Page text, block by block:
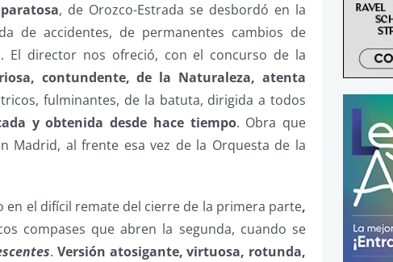
, de Orozco-Estrada se desbordó en la
de accidentes, de permanentes cambios de
El director nos ofreció, con el concurso de la
contundente, de la Naturaleza, atenta
fulminantes, de la batuta, dirigida a todos
y obtenida desde hace tiempo. Obra que
Madrid, al frente esa vez de la Orquesta de la
el difícil remate del cierre de la primera parte,
compases que abren la segunda, cuando se
.Versión atosigante, virtuosa, rotunda,